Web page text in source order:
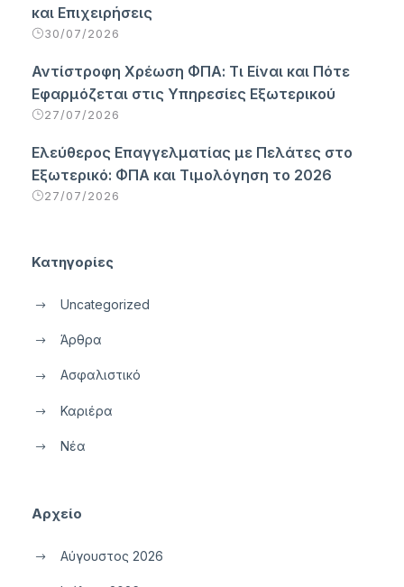
και Επιχειρήσεις
30/07/2026
Αντίστροφη Χρέωση ΦΠΑ: Τι Είναι και Πότε
Εφαρμόζεται στις Υπηρεσίες Εξωτερικού
27/07/2026
Ελεύθερος Επαγγελματίας με Πελάτες στο
Εξωτερικό: ΦΠΑ και Τιμολόγηση το 2026
27/07/2026
Κατηγορίες
Uncategorized
Άρθρα
Ασφαλιστικό
Καριέρα
Νέα
Αρχείο
Αύγουστος 2026